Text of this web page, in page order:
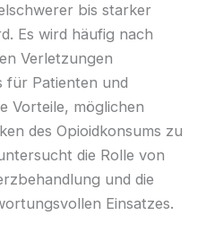
bis starker
Es wird häufig nach
Verletzungen
für Patienten und
Vorteile, möglichen
des Opioidkonsums zu
die Rolle von
und die
Einsatzes.